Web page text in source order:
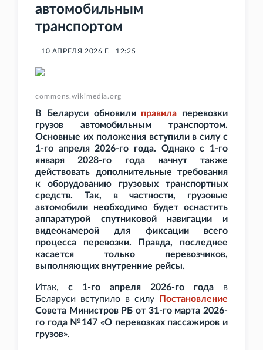
автомобильным
транспортом
10 АПРЕЛЯ 2026 Г. 12:25
commons.wikimedia.org
В Беларуси обновили правила перевозки
грузов автомобильным транспортом.
Основные их положения вступили в силу с
1-го апреля 2026-го года. Однако с 1-го
января 2028-го года начнут также
действовать дополнительные требования
к оборудованию грузовых транспортных
средств. Так, в частности, грузовые
автомобили необходимо будет оснастить
аппаратурой спутниковой навигации и
видеокамерой для фиксации всего
процесса перевозки. Правда, последнее
касается только перевозчиков,
выполняющих внутренние рейсы.
Итак, с 1-го апреля 2026-го года в
Беларуси вступило в силу
Постановление
Совета Министров РБ от 31-го марта 2026-
го года №147 «О перевозках пассажиров и
грузов».